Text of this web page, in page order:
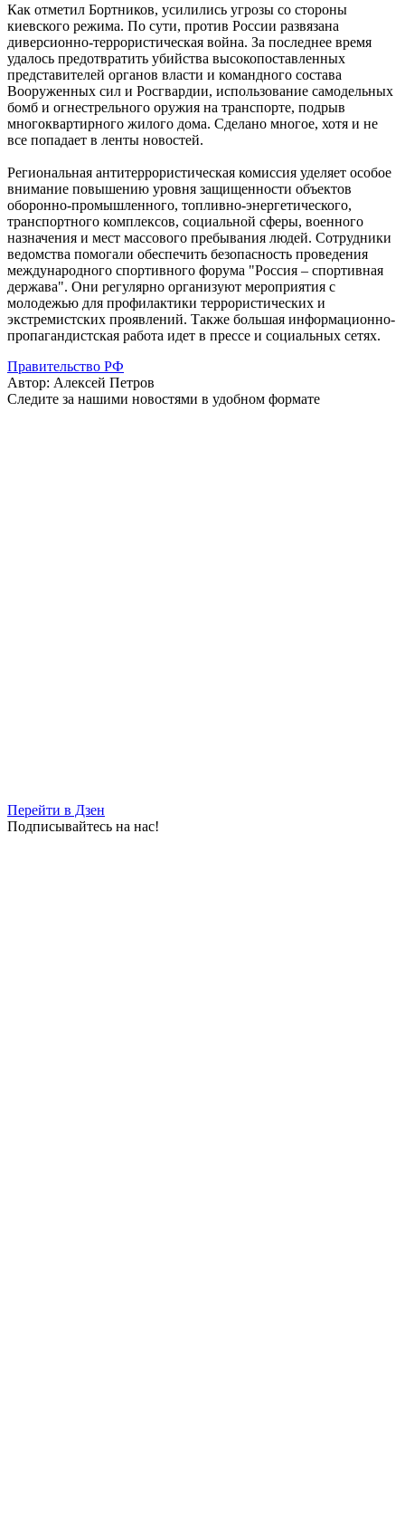
Аномальную жару прогнозируют в Самарской области 8
августа
07.08.2026 | 15:02
В Самаре пройдет открытый матч по следж-хоккею 8 августа
07.08.2026 | 15:01
Как отметил Бортников, усилились угрозы со стороны
киевского режима. По сути, против России развязана
диверсионно-террористическая война. За последнее время
удалось предотвратить убийства высокопоставленных
представителей органов власти и командного состава
Вооруженных сил и Росгвардии, использование самодельных
бомб и огнестрельного оружия на транспорте, подрыв
многоквартирного жилого дома. Сделано многое, хотя и не
все попадает в ленты новостей.
Региональная антитеррористическая комиссия уделяет особое
внимание повышению уровня защищенности объектов
оборонно-промышленного, топливно-энергетического,
транспортного комплексов, социальной сферы, военного
назначения и мест массового пребывания людей. Сотрудники
ведомства помогали обеспечить безопасность проведения
международного спортивного форума "Россия – спортивная
держава". Они регулярно организуют мероприятия с
молодежью для профилактики террористических и
экстремистских проявлений. Также большая информационно-
пропагандистская работа идет в прессе и социальных сетях.
Правительство РФ
Автор: Алексей Петров
Следите за нашими новостями в удобном формате
Перейти в Дзен
Подписывайтесь на нас!